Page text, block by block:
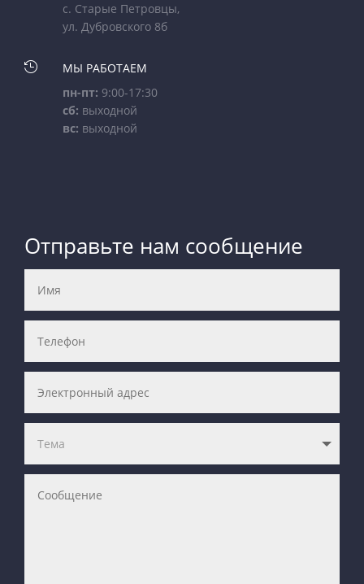
с. Старые Петровцы,
ул. Дубровского 8б

МЫ РАБОТАЕМ
пн-пт: 9:00-17:30
сб: выходной
вс: выходной
Отправьте нам сообщение